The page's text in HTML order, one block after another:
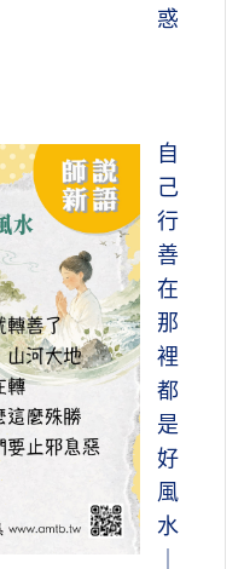
惑
自
己
行
善
在
那
裡
都
是
好
風
水